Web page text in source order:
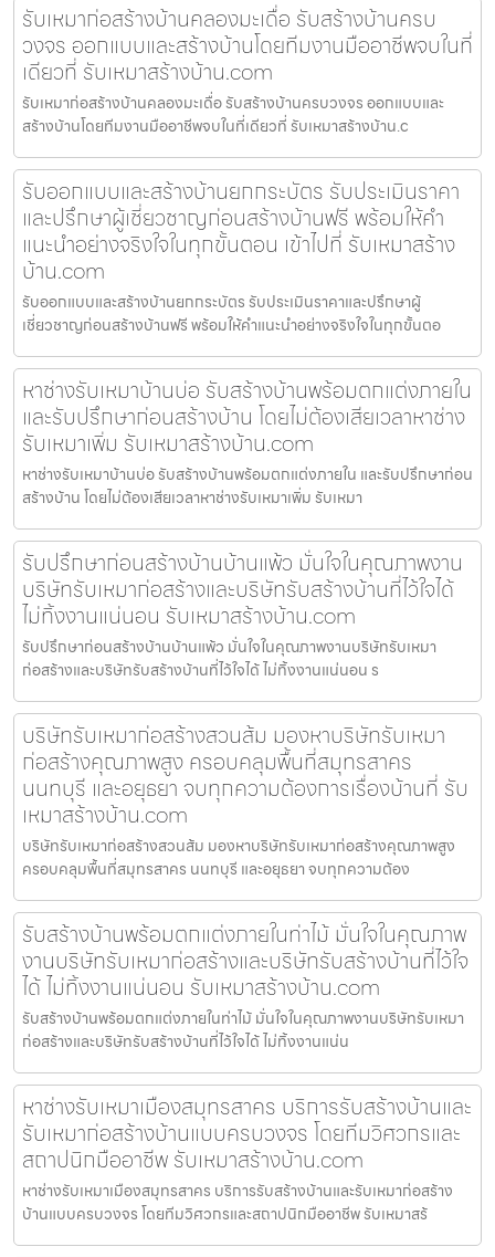
รับเหมาก่อสร้างบ้านคลองมะเดื่อ รับสร้างบ้านครบ
วงจร ออกแบบและสร้างบ้านโดยทีมงานมืออาชีพจบในที่
เดียวที่ รับเหมาสร้างบ้าน.com
รับเหมาก่อสร้างบ้านคลองมะเดื่อ รับสร้างบ้านครบวงจร ออกแบบและ
สร้างบ้านโดยทีมงานมืออาชีพจบในที่เดียวที่ รับเหมาสร้างบ้าน.c
รับออกแบบและสร้างบ้านยกกระบัตร รับประเมินราคา
และปรึกษาผู้เชี่ยวชาญก่อนสร้างบ้านฟรี พร้อมให้คำ
แนะนำอย่างจริงใจในทุกขั้นตอน เข้าไปที่ รับเหมาสร้าง
บ้าน.com
รับออกแบบและสร้างบ้านยกกระบัตร รับประเมินราคาและปรึกษาผู้
เชี่ยวชาญก่อนสร้างบ้านฟรี พร้อมให้คำแนะนำอย่างจริงใจในทุกขั้นตอ
หาช่างรับเหมาบ้านบ่อ รับสร้างบ้านพร้อมตกแต่งภายใน
และรับปรึกษาก่อนสร้างบ้าน โดยไม่ต้องเสียเวลาหาช่าง
รับเหมาเพิ่ม รับเหมาสร้างบ้าน.com
หาช่างรับเหมาบ้านบ่อ รับสร้างบ้านพร้อมตกแต่งภายใน และรับปรึกษาก่อน
สร้างบ้าน โดยไม่ต้องเสียเวลาหาช่างรับเหมาเพิ่ม รับเหมา
รับปรึกษาก่อนสร้างบ้านบ้านแพ้ว มั่นใจในคุณภาพงาน
บริษัทรับเหมาก่อสร้างและบริษัทรับสร้างบ้านที่ไว้ใจได้
ไม่ทิ้งงานแน่นอน รับเหมาสร้างบ้าน.com
รับปรึกษาก่อนสร้างบ้านบ้านแพ้ว มั่นใจในคุณภาพงานบริษัทรับเหมา
ก่อสร้างและบริษัทรับสร้างบ้านที่ไว้ใจได้ ไม่ทิ้งงานแน่นอน ร
บริษัทรับเหมาก่อสร้างสวนส้ม มองหาบริษัทรับเหมา
ก่อสร้างคุณภาพสูง ครอบคลุมพื้นที่สมุทรสาคร
นนทบุรี และอยุธยา จบทุกความต้องการเรื่องบ้านที่ รับ
เหมาสร้างบ้าน.com
บริษัทรับเหมาก่อสร้างสวนส้ม มองหาบริษัทรับเหมาก่อสร้างคุณภาพสูง
ครอบคลุมพื้นที่สมุทรสาคร นนทบุรี และอยุธยา จบทุกความต้อง
รับสร้างบ้านพร้อมตกแต่งภายในท่าไม้ มั่นใจในคุณภาพ
งานบริษัทรับเหมาก่อสร้างและบริษัทรับสร้างบ้านที่ไว้ใจ
ได้ ไม่ทิ้งงานแน่นอน รับเหมาสร้างบ้าน.com
รับสร้างบ้านพร้อมตกแต่งภายในท่าไม้ มั่นใจในคุณภาพงานบริษัทรับเหมา
ก่อสร้างและบริษัทรับสร้างบ้านที่ไว้ใจได้ ไม่ทิ้งงานแน่น
หาช่างรับเหมาเมืองสมุทรสาคร บริการรับสร้างบ้านและ
รับเหมาก่อสร้างบ้านแบบครบวงจร โดยทีมวิศวกรและ
สถาปนิกมืออาชีพ รับเหมาสร้างบ้าน.com
หาช่างรับเหมาเมืองสมุทรสาคร บริการรับสร้างบ้านและรับเหมาก่อสร้าง
บ้านแบบครบวงจร โดยทีมวิศวกรและสถาปนิกมืออาชีพ รับเหมาสร้